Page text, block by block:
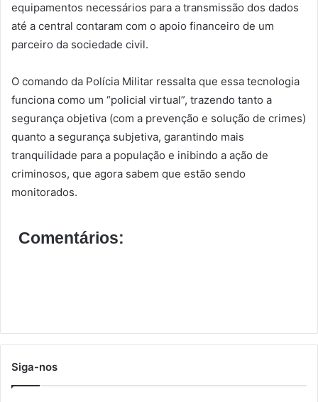
equipamentos necessários para a transmissão dos dados
até a central contaram com o apoio financeiro de um
parceiro da sociedade civil.
O comando da Polícia Militar ressalta que essa tecnologia
funciona como um “policial virtual”, trazendo tanto a
segurança objetiva (com a prevenção e solução de crimes)
quanto a segurança subjetiva, garantindo mais
tranquilidade para a população e inibindo a ação de
criminosos, que agora sabem que estão sendo
monitorados.
Comentários:
Siga-nos